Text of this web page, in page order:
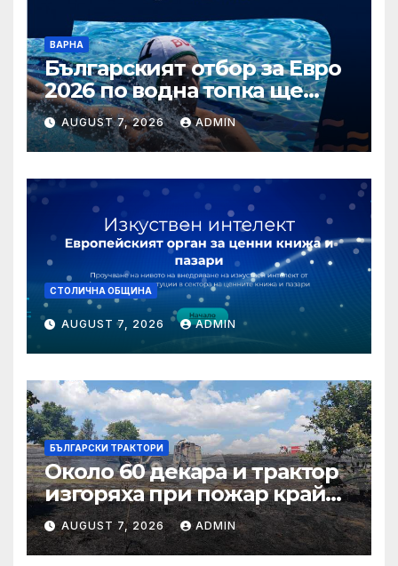
ВАРНА
Българският отбор за Евро
2026 по водна топка ще
бъде обявен на 7 август
AUGUST 7, 2026 ADMIN
СТОЛИЧНА ОБЩИНА
AUGUST 7, 2026 ADMIN
БЪЛГАРСКИ ТРАКТОРИ
Около 60 декара и трактор
изгоряха при пожар край
тополовградското село
Българска поляна
AUGUST 7, 2026 ADMIN